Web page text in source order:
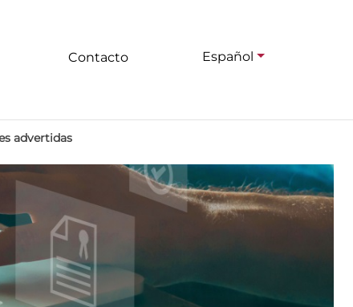
Contacto Español
advertidas